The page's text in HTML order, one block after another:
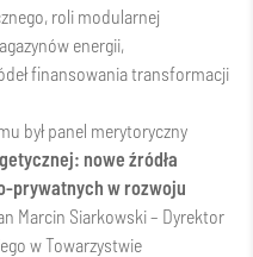
roli modularnej
energii,
finansowania transformacji
był panel merytoryczny
nowe źródła
prywatnych w rozwoju
Marcin Siarkowski – Dyrektor
w Towarzystwie